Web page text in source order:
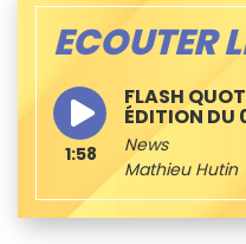
ECOUTER
FLASH
ÉDITION DU
News
Mathieu Hutin
1:58